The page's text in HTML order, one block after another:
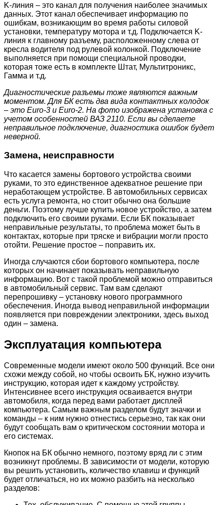
K-линия – это канал для получения наиболее значимых
данных. Этот канал обеспечивает информацию по
ошибкам, возникающим во время работы силовой
установки, температуру мотора и т.д. Подключается K-
линия к главному разъему, расположенному слева от
кресла водителя под рулевой колонкой. Подключение
выполняется при помощи специальной проводки,
которая тоже есть в комплекте Штат, Мультитроникс,
Гамма и т.д.
Диагностические разъемы тоже являются важным
моментом. Для БК есть два вида контактных колодок
– это Euro-3 и Euro-2. На фото изображена установка с
учетом особенностей ВАЗ 2110. Если вы сделаете
неправильное подключение, диагностика ошибок будет
неверной.
Замена, неисправности
Что касается замены бортового устройства своими
руками, то это единственное адекватное решение при
неработающем устройстве. В автомобильных сервисах
есть услуга ремонта, но стоит обычно она большие
деньги. Поэтому лучше купить новое устройство, а затем
подключить его своими руками. Если БК показывает
неправильные результаты, то проблема может быть в
контактах, которые при тряске и вибрации могли просто
отойти. Решение простое – поправить их.
Иногда случаются сбои бортового компьютера, после
которых он начинает показывать неправильную
информацию. Вот с такой проблемой можно отправиться
в автомобильный сервис. Там вам сделают
перепрошивку – установку нового программного
обеспечения. Иногда вывод неправильной информации
появляется при повреждении электроники, здесь выход
один – замена.
Эксплуатация компьютера
Современные модели имеют около 500 функций. Все они
схожи между собой, но чтобы освоить БК, нужно изучить
инструкцию, которая идет к каждому устройству.
Интенсивнее всего инструкция осваивается внутри
автомобиля, когда перед вами работает дисплей
компьютера. Самым важным разделом будут значки и
команды – к ним нужно отнестись серьезно, так как они
будут сообщать вам о критическом состоянии мотора и
его системах.
Кнопок на БК обычно немного, поэтому вряд ли с этим
возникнут проблемы. В зависимости от модели, которую
вы решить установить, количество клавиш и функций
будет отличаться, но их можно разбить на несколько
разделов: